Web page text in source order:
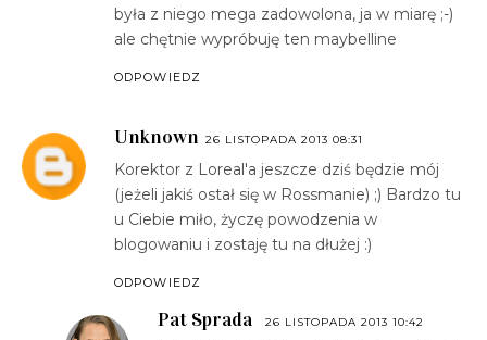
była z niego mega zadowolona, ja w miarę ;-)
ale chętnie wypróbuję ten maybelline
ODPOWIEDZ
Unknown 26 LISTOPADA 2013 08:31
Korektor z Loreal'a jeszcze dziś będzie mój
(jeżeli jakiś ostał się w Rossmanie) ;) Bardzo tu
u Ciebie miło, życzę powodzenia w
blogowaniu i zostaję tu na dłużej :)
ODPOWIEDZ
Pat Sprada 26 LISTOPADA 2013 10:42